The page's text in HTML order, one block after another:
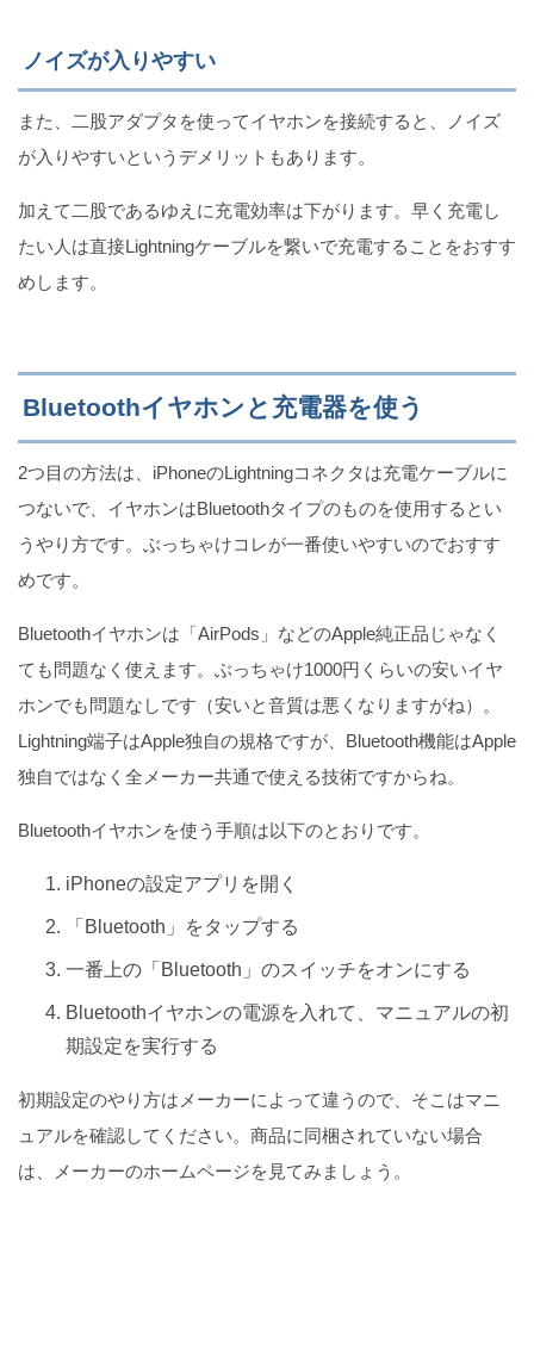
ノイズが入りやすい
また、二股アダプタを使ってイヤホンを接続すると、ノイズ
が入りやすいというデメリットもあります。
加えて二股であるゆえに充電効率は下がります。早く充電し
たい人は直接Lightningケーブルを繋いで充電することをおすす
めします。
Bluetoothイヤホンと充電器を使う
2つ目の方法は、iPhoneのLightningコネクタは充電ケーブルに
つないで、イヤホンはBluetoothタイプのものを使用するとい
うやり方です。ぶっちゃけコレが一番使いやすいのでおすす
めです。
Bluetoothイヤホンは「AirPods」などのApple純正品じゃなく
ても問題なく使えます。ぶっちゃけ1000円くらいの安いイヤ
ホンでも問題なしです（安いと音質は悪くなりますがね）。
Lightning端子はApple独自の規格ですが、Bluetooth機能はApple
独自ではなく全メーカー共通で使える技術ですからね。
Bluetoothイヤホンを使う手順は以下のとおりです。
iPhoneの設定アプリを開く
「Bluetooth」をタップする
一番上の「Bluetooth」のスイッチをオンにする
Bluetoothイヤホンの電源を入れて、マニュアルの初
期設定を実行する
初期設定のやり方はメーカーによって違うので、そこはマニ
ュアルを確認してください。商品に同梱されていない場合
は、メーカーのホームページを見てみましょう。